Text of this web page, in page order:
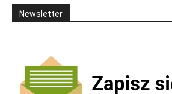
Newsletter